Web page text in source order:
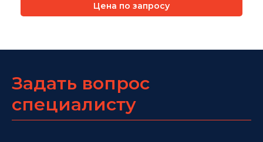
Цена по запросу
Задать вопрос
специалисту